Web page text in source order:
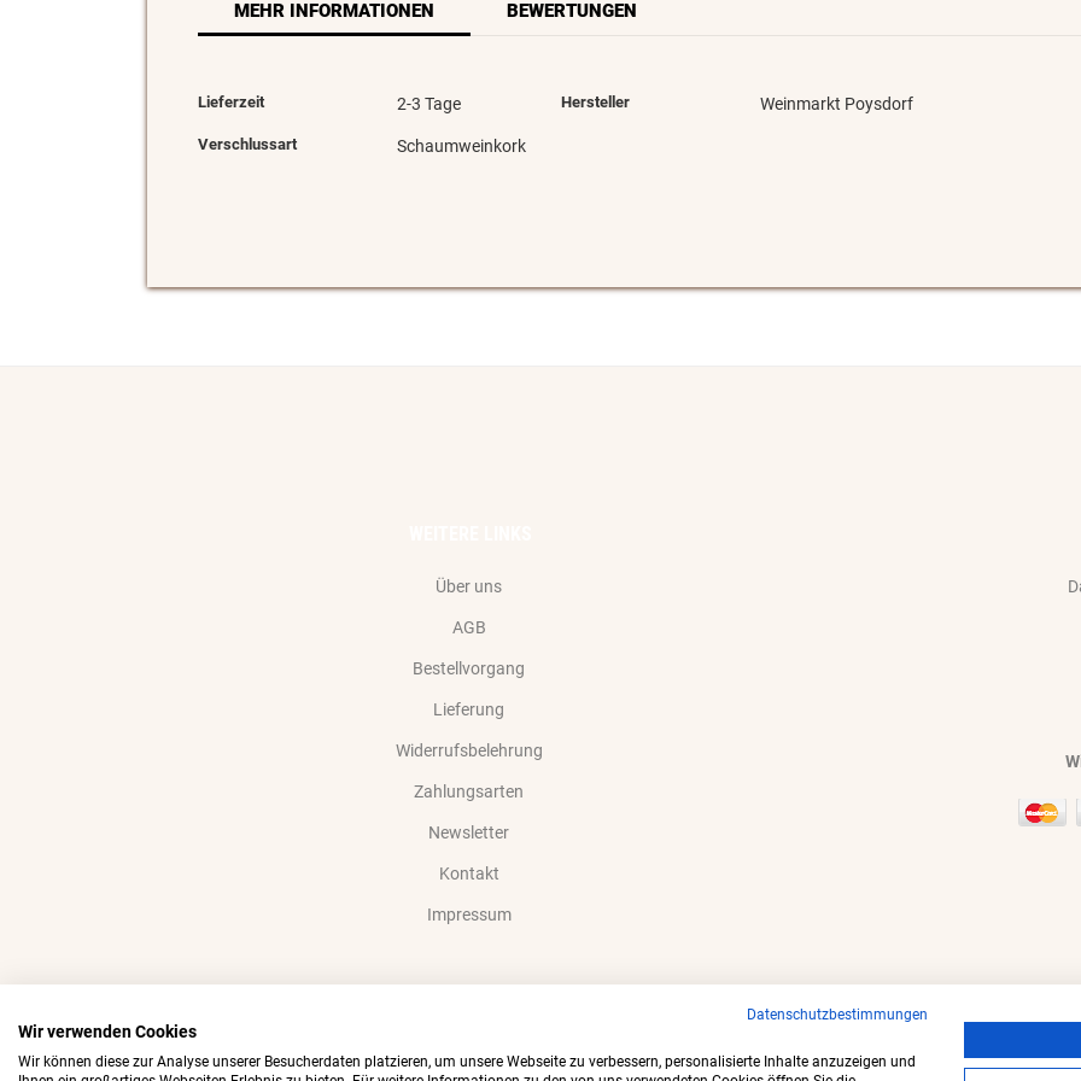
MEHR INFORMATIONEN
Lieferzeit 2-3 Tage Hersteller Weinmarkt Poysdorf
Verschlussart Schaumweinkork
BEWERTUNGEN
Über uns
AGB
Bestellvorgang
Lieferung
Widerrufsbelehrung
Zahlungsarten
Newsletter
Kontakt
Impressum
f i
Datenschutzbestimmungen
Wir verwenden Cookies
Wir können diese zur Analyse unserer Besucherdaten platzieren, um unsere Webseite zu verbessern, personalisierte Inhalte anzuzeigen und